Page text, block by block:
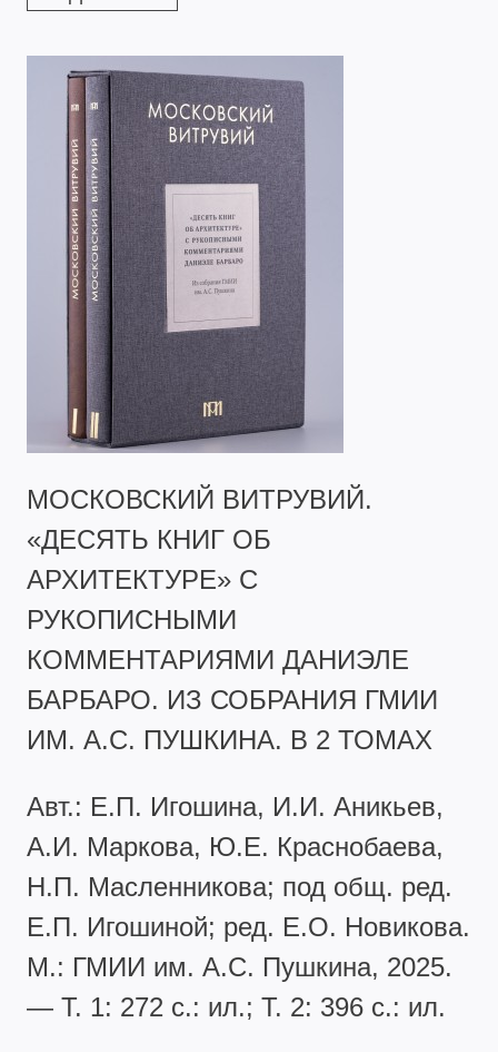
МОСКОВСКИЙ ВИТРУВИЙ.
«ДЕСЯТЬ КНИГ ОБ
АРХИТЕКТУРЕ» С
РУКОПИСНЫМИ
КОММЕНТАРИЯМИ ДАНИЭЛЕ
БАРБАРО. ИЗ СОБРАНИЯ ГМИИ
ИМ. А.С. ПУШКИНА. В 2 ТОМАХ
Авт.: Е.П. Игошина, И.И. Аникьев,
А.И. Маркова, Ю.Е. Краснобаева,
Н.П. Масленникова; под общ. ред.
Е.П. Игошиной; ред. Е.О. Новикова.
М.: ГМИИ им. А.С. Пушкина, 2025.
— Т. 1: 272 с.: ил.; Т. 2: 396 с.: ил.